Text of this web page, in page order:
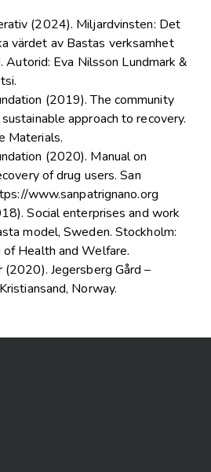
(2024). Miljardvinsten: Det
värdet av Bastas verksamhet
Eva Nilsson Lundmark &
(2019). The community
approach to recovery.
Materials.
(2020). Manual on
of drug users. San
www.sanpatrignano.org
Social enterprises and work
model, Sweden. Stockholm:
Health and Welfare.
Jegersberg Gård –
Norway.